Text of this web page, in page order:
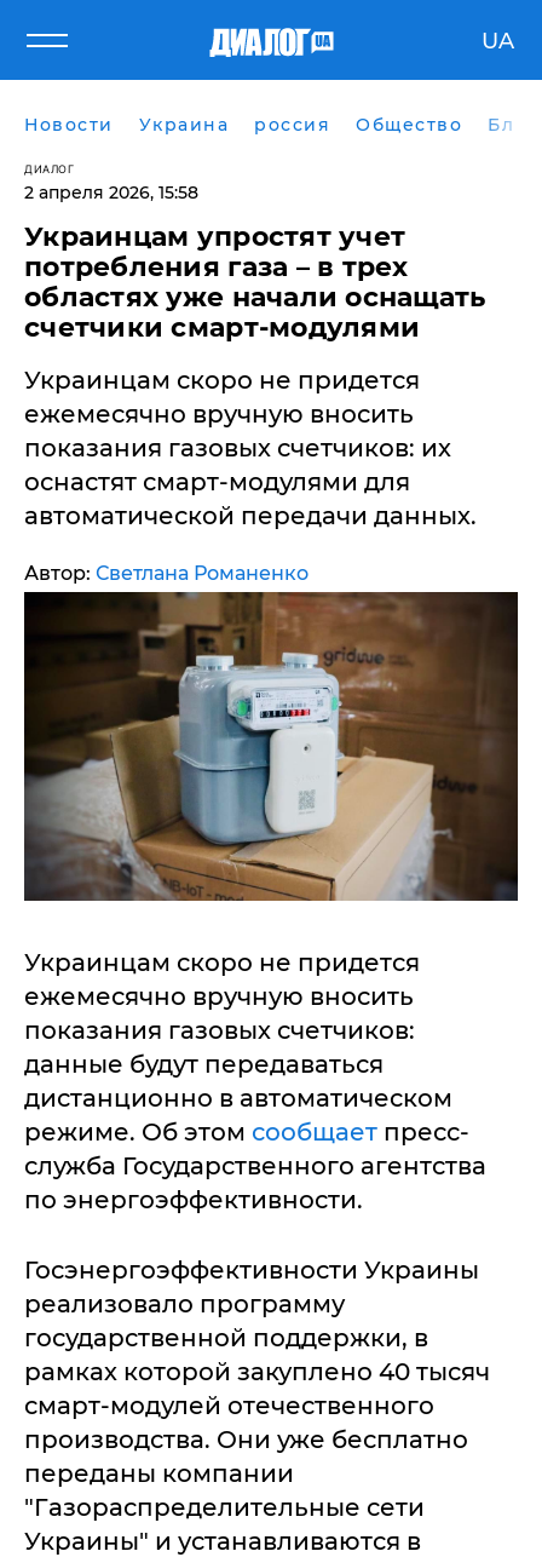
UA
Новости Украина россия Общество
ДИАЛОГ
2 апреля 2026, 15:58
Украинцам упростят учет
потребления газа – в трех
областях уже начали оснащать
счетчики смарт-модулями
Украинцам скоро не придется
ежемесячно вручную вносить
показания газовых счетчиков: их
оснастят смарт-модулями для
автоматической передачи данных.
Автор: Светлана Романенко
Украинцам скоро не придется
ежемесячно вручную вносить
показания газовых счетчиков:
данные будут передаваться
дистанционно в автоматическом
режиме. Об этом сообщает пресс-
служба Государственного агентства
по энергоэффективности.
Госэнергоэффективности Украины
реализовало программу
государственной поддержки, в
рамках которой закуплено 40 тысяч
смарт-модулей отечественного
производства. Они уже бесплатно
переданы компании
"Газораспределительные сети
Украины" и устанавливаются в